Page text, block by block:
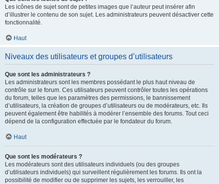
Les icônes de sujet sont de petites images que l’auteur peut insérer afin
d’illustrer le contenu de son sujet. Les administrateurs peuvent désactiver cette
fonctionnalité.
Haut
Niveaux des utilisateurs et groupes d’utilisateurs
Que sont les administrateurs ?
Les administrateurs sont les membres possédant le plus haut niveau de
contrôle sur le forum. Ces utilisateurs peuvent contrôler toutes les opérations
du forum, telles que les paramètres des permissions, le bannissement
d’utilisateurs, la création de groupes d’utilisateurs ou de modérateurs, etc. Ils
peuvent également être habilités à modérer l’ensemble des forums. Tout ceci
dépend de la configuration effectuée par le fondateur du forum.
Haut
Que sont les modérateurs ?
Les modérateurs sont des utilisateurs individuels (ou des groupes
d’utilisateurs individuels) qui surveillent régulièrement les forums. Ils ont la
possibilité de modifier ou de supprimer les sujets, les verrouiller, les